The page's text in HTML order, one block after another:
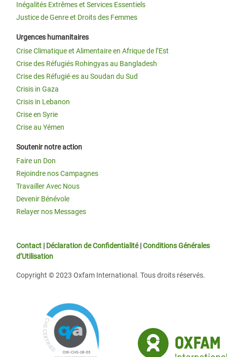
Inégalités Extrêmes et Services Essentiels
Justice de Genre et Droits des Femmes
Urgences humanitaires
Crise Climatique et Alimentaire en Afrique de l’Est
Crise des Réfugiés Rohingyas au Bangladesh
Crise des Réfugié·es au Soudan du Sud
Crisis in Gaza
Crisis in Lebanon
Crise en Syrie
Crise au Yémen
Soutenir notre action
Faire un Don
Rejoindre nos Campagnes
Travailler Avec Nous
Devenir Bénévole
Relayer nos Messages
Contact | Déclaration de Confidentialité|Conditions Générales
d’Utilisation
Copyright © 2023 Oxfam International. Tous droits réservés.